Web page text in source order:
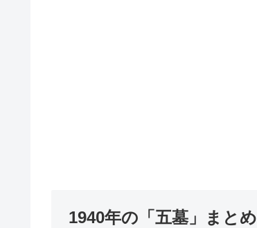
1940年の「五墓」まとめ